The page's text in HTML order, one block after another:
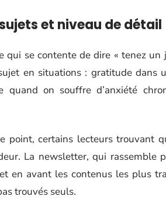
et niveau de détail
se contente de dire « tenez un
en situations : gratitude dans
quand on souffre d’anxiété
point, certains lecteurs trouvant
La newsletter, qui rassemble
en avant les contenus les plus
trouvés seuls.